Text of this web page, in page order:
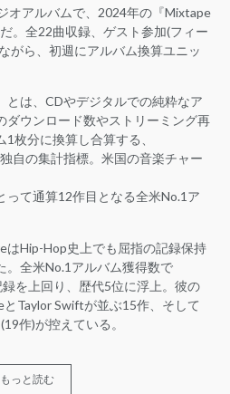
オアルバムで、2024年の『Mixtape
。全22曲収録、ゲスト参加(フィー
がら、初週にアルバム換算ユニッ
は、CDやデジタルでの純粋なア
ダウンロード数やストリーミング再
枚分に換算し合算する、
自の集計指標。米国の音楽チャー
って通算12作目となる全米No.1ア
はHip-Hop史上でも屈指の記録保持
。全米No.1アルバム獲得数で
を上回り、歴代5位に浮上。彼の
とTaylor Swiftが並ぶ15作、そして
作)が控えている。
もっと読む